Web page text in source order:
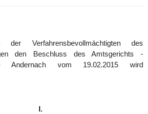
der Verfahrensbevollmächtigten des
den Beschluss des Amtsgerichts -
- Andernach vom 19.02.2015 wird
I.